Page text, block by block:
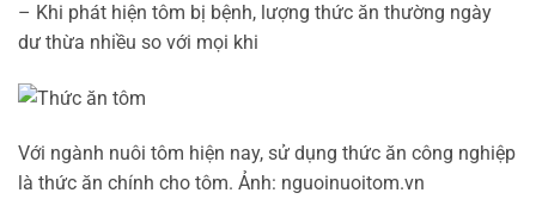
– Khi phát hiện tôm bị bệnh, lượng thức ăn thường ngày
dư thừa nhiều so với mọi khi
Với ngành nuôi tôm hiện nay, sử dụng thức ăn công nghiệp
là thức ăn chính cho tôm. Ảnh: nguoinuoitom.vn